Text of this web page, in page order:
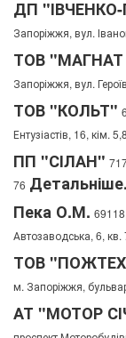
ДП
Запоріжжя, вул.
ТОВ "МАГНАТ
Запоріжжя, вул.
ТОВ "КОЛЬТ"
Ентузіастів, 16, кім. 5,8
ПП "СІЛАН"
76
Пека О.М.
Автозаводська, 6, кв.
ТОВ
м. Запоріжжя,
АТ "МОТОР